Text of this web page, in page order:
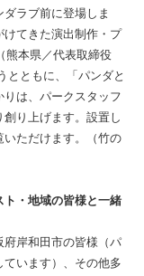
ラブ前に登場しま
てきた演出制作・プ
熊本県／代表取締役
とともに、「パンダと
は、パークスタッフ
り上げます。設置し
いただけます。（竹の
・地域の皆様と一緒
岸和田市の皆様（パ
います）、その他多